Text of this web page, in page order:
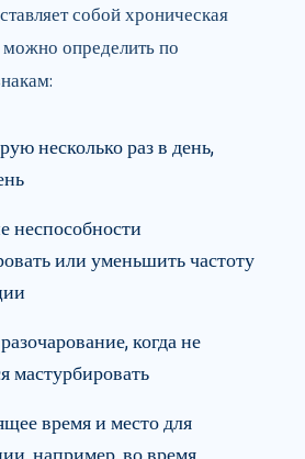
собой хроническая
определить по
несколько раз в день,
или уменьшить частоту
когда не
мастурбировать
время и место для
например, во время